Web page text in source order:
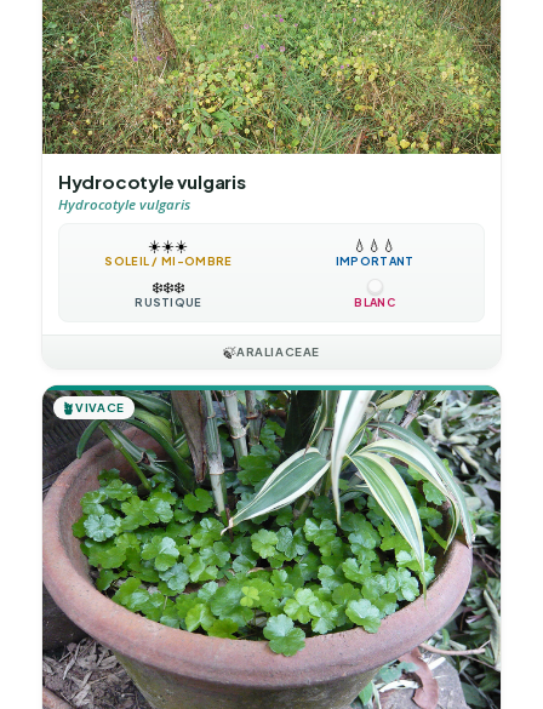
Hydrocotyle vulgaris
Hydrocotyle vulgaris
☀️☀️☀️
SOLEIL / MI-OMBRE
💧 💧 💧
IMPORTANT
❄️❄️❄️
RUSTIQUE BLANC
🍃ARALIACEAE
🪴VIVACE